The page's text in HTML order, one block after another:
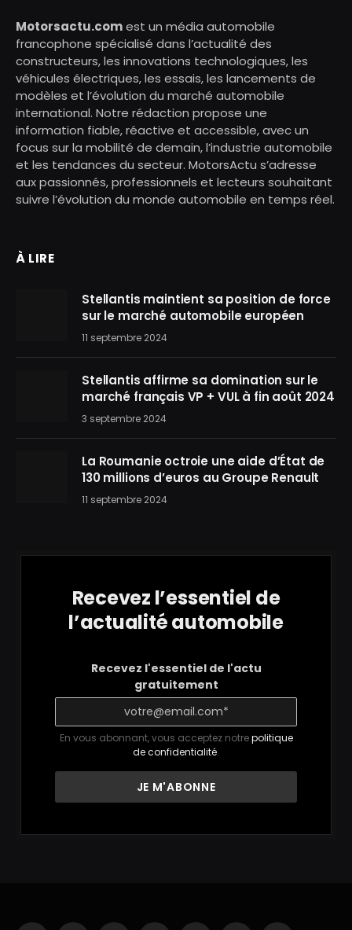
Motorsactu.comest un média automobile
francophone spécialisé dans l’actualité des
constructeurs, les innovations technologiques, les
véhicules électriques, les essais, les lancements de
modèles et l’évolution du marché automobile
international. Notre rédaction propose une
information fiable, réactive et accessible, avec un
focus sur la mobilité de demain, l’industrie automobile
et les tendances du secteur. MotorsActu s’adresse
aux passionnés, professionnels et lecteurs souhaitant
suivre l’évolution du monde automobile en temps réel.
À LIRE
Stellantis maintient sa position de force
sur le marché automobile européen
11 septembre 2024
Stellantis affirme sa domination sur le
marché français VP + VUL à fin août 2024
3 septembre 2024
La Roumanie octroie une aide d’État de
130 millions d’euros au Groupe Renault
11 septembre 2024
Recevez l’essentiel de
l’actualité automobile
Recevez l'essentiel de l'actu
gratuitement
En vous abonnant, vous acceptez notrepolitique
de confidentialité.